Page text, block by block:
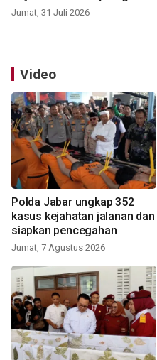
Jumat, 31 Juli 2026
Video
Polda Jabar ungkap 352
kasus kejahatan jalanan dan
siapkan pencegahan
Jumat, 7 Agustus 2026